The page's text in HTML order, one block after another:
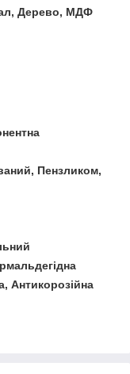
Дерево, МДФ
Пензликом,
Антикорозійна